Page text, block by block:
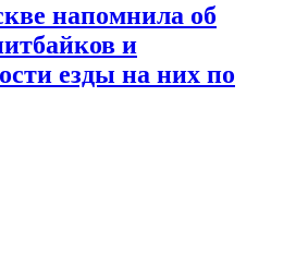
напомнила об
и
езды на них по